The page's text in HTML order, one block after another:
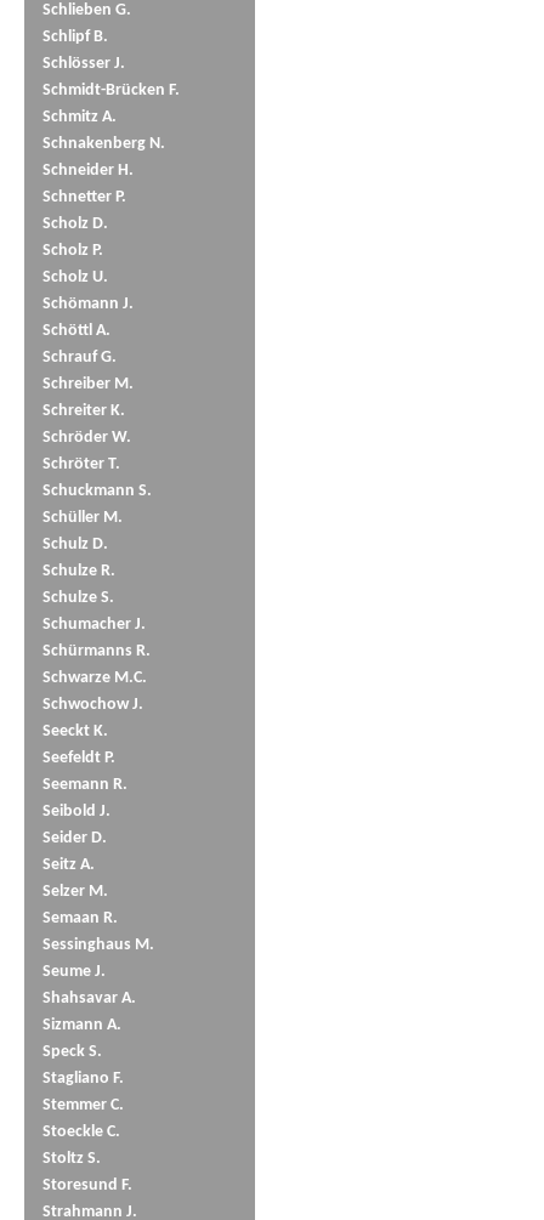
Schlieben G.
Schlipf B.
Schlösser J.
Schmidt-Brücken F.
Schmitz A.
Schnakenberg N.
Schneider H.
Schnetter P.
Scholz D.
Scholz P.
Scholz U.
Schömann J.
Schöttl A.
Schrauf G.
Schreiber M.
Schreiter K.
Schröder W.
Schröter T.
Schuckmann S.
Schüller M.
Schulz D.
Schulze R.
Schulze S.
Schumacher J.
Schürmanns R.
Schwarze M.C.
Schwochow J.
Seeckt K.
Seefeldt P.
Seemann R.
Seibold J.
Seider D.
Seitz A.
Selzer M.
Semaan R.
Sessinghaus M.
Seume J.
Shahsavar A.
Sizmann A.
Speck S.
Stagliano F.
Stemmer C.
Stoeckle C.
Stoltz S.
Storesund F.
Strahmann J.